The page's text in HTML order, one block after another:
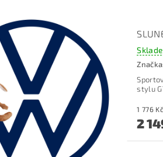
Značka:
stylu
2